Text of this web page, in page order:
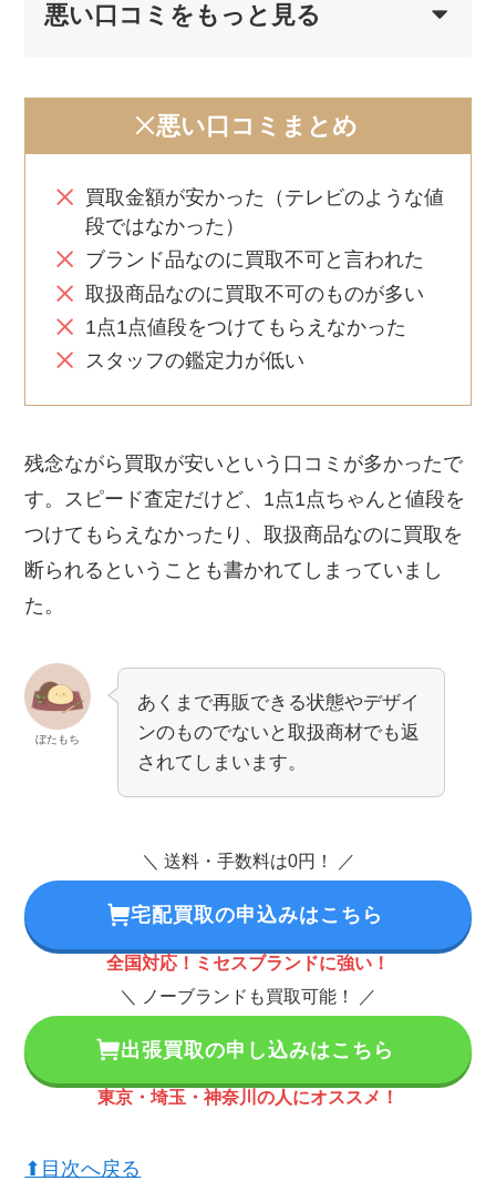
悪い口コミをもっと見る
悪い口コミまとめ
買取金額が安かった（テレビのような値
段ではなかった）
ブランド品なのに買取不可と言われた
取扱商品なのに買取不可のものが多い
1点1点値段をつけてもらえなかった
スタッフの鑑定力が低い
残念ながら買取が安いという口コミが多かったで
す。スピード査定だけど、1点1点ちゃんと値段を
つけてもらえなかったり、取扱商品なのに買取を
断られるということも書かれてしまっていまし
た。
ぼたもち
あくまで再販できる状態やデザイ
ンのものでないと取扱商材でも返
されてしまいます。
＼ 送料・手数料は0円！ ／
宅配買取の申込みはこちら
全国対応！ミセスブランドに強い！
＼ ノーブランドも買取可能！ ／
出張買取の申し込みはこちら
東京・埼玉・神奈川の人にオススメ！
⬆︎目次へ戻る